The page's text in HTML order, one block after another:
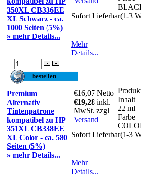
350XL CB336EE
XL Schwarz - ca.
1000 Seiten (5%)
» mehr Details...
Sofort Lieferbar(1-3
Mehr
Details...
Premium
Alternativ
Tintenpatrone
kompatibel zu HP
351XL CB338EE
XL Color - ca. 580
Seiten (5%)
» mehr Details...
€16,07 Netto
€19,28 inkl.
MwSt. zzgl.
Versand
Inhalt
22 ml
Farbe
Sofort Lieferbar(1-3
Mehr
Details...